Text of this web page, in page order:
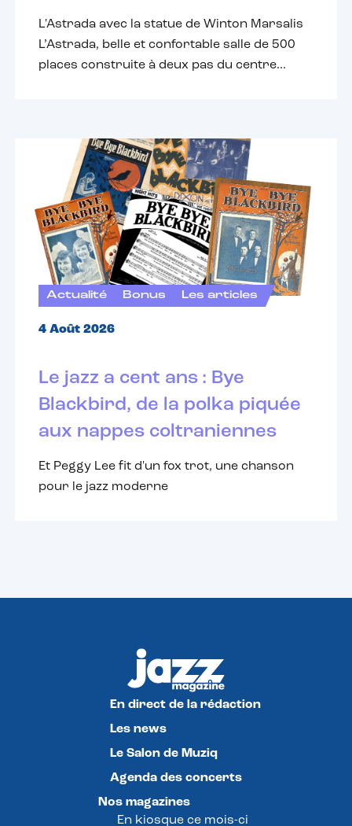
L'Astrada avec la statue de Winton Marsalis
L’Astrada, belle et confortable salle de 500
places construite à deux pas du centre...
Actualité Bonus Les articles
4 Août 2026
Le jazz a cent ans : Bye
Blackbird, de la polka piquée
aux nappes coltraniennes
Et Peggy Lee fit d'un fox trot, une chanson
pour le jazz moderne
En direct de la rédaction
Les news
Le Salon de Muziq
Agenda des concerts
Nos magazines
En kiosque ce mois-ci